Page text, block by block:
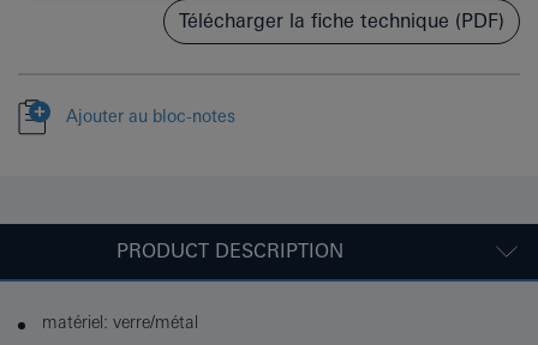
Télécharger la fiche technique (PDF)
Ajouter au bloc-notes
PRODUCT DESCRIPTION
matériel: verre/métal